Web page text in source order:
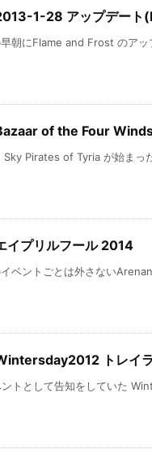
1-28 アップデート
早朝にFlame and Frost のア
of the Four
Sky Pirates of Tyria が始まっ
イプリルフール 2014
ベントごとは外さない
トレイ
トとして告知をしていた